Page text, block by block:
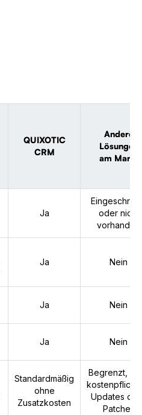
QUIXOTIC
CRM
Andere
Lösungen
am Markt
Ja
oder nicht
vorhanden
Ja Nein
Ja Nein
Ja Nein
Standardmäßig
ohne
Zusatzkosten
Begrenzt,
Updates
Patches